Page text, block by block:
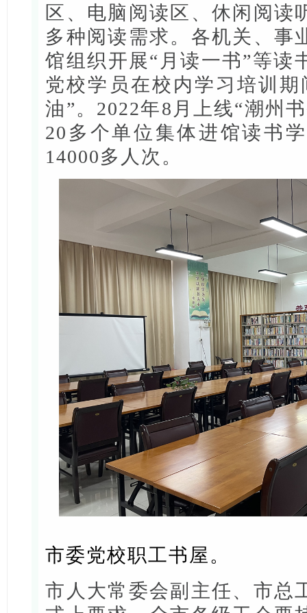
区、电脑阅读区、休闲阅读
多种阅读需求。各机关、事
馆组织开展“月读一书”等读
党校学员在校内学习培训
油”。2022年8月上线“潮州
20多个单位集体进馆读书
14000多人次。
市委党校职工书屋。
市人大常委会副主任、市总